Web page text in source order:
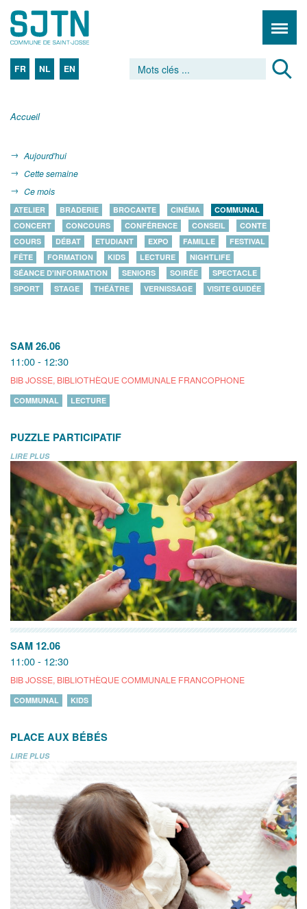
FR NL EN
Accueil
Aujourd'hui
Cette semaine
Ce mois
ATELIER BRADERIE BROCANTE CINÉMA
COMMUNAL
CONCERT
CONCOURS CONFÉRENCE CONSEIL
CONTE
COURS
DÉBAT ETUDIANT EXPO FAMILLE
FESTIVAL
FÊTE
FORMATION KIDS LECTURE
NIGHTLIFE
SÉANCE D'INFORMATION
SENIORS SOIRÉE
SPECTACLE
SPORT
STAGE THÉÂTRE VERNISSAGE VISITE GUIDÉE
SAM 26.06
11:00 - 12:30
BIB JOSSE, BIBLIOTHÈQUE COMMUNALE FRANCOPHONE
COMMUNAL LECTURE
PUZZLE PARTICIPATIF
LIRE PLUS
SAM 12.06
11:00 - 12:30
BIB JOSSE, BIBLIOTHÈQUE COMMUNALE FRANCOPHONE
COMMUNAL KIDS
PLACE AUX BÉBÉS
LIRE PLUS